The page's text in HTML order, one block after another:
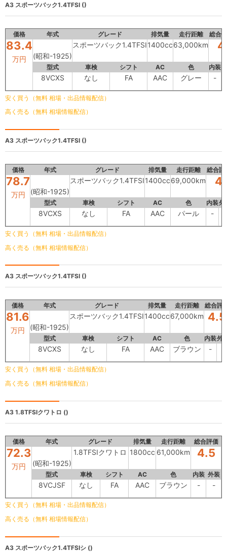
A3 スポーツバック1.4TFSI ()
価格 年式 グレード 排気量 走行距離 総合
83.4
万円 (昭和-1925)
スポーツバック1.4TFSI1400cc63,000km 4
型式 車検 シフト AC 色 内装
8VCXS なし FA AAC グレー -
安く買う（無料 相場・出品情報配信）
高く売る（無料 相場情報配信）
A3 スポーツバック1.4TFSI ()
価格 年式 グレード 排気量 走行距離 総合評
78.7
万円 (昭和-1925)
スポーツバック1.4TFSI1400cc69,000km 4
型式 車検 シフト AC 色 内装外
8VCXS なし FA AAC パール -
安く買う（無料 相場・出品情報配信）
高く売る（無料 相場情報配信）
A3 スポーツバック1.4TFSI ()
価格 年式 グレード 排気量 走行距離 総合評
81.6
万円 (昭和-1925)
スポーツバック1.4TFSI1400cc67,000km 4.5
型式 車検 シフト AC 色 内装外
8VCXS なし FA AAC ブラウン -
安く買う（無料 相場・出品情報配信）
高く売る（無料 相場情報配信）
A3 1.8TFSIクワトロ ()
価格 年式 グレード 排気量 走行距離 総合評価
72.3
万円 (昭和-1925)
1.8TFSIクワトロ 1800cc 61,000km 4.5
型式 車検 シフト AC 色 内装 外装
8VCJSF なし FA AAC ブラウン - -
安く買う（無料 相場・出品情報配信）
高く売る（無料 相場情報配信）
A3 スポーツバック1.4TFSIシ ()